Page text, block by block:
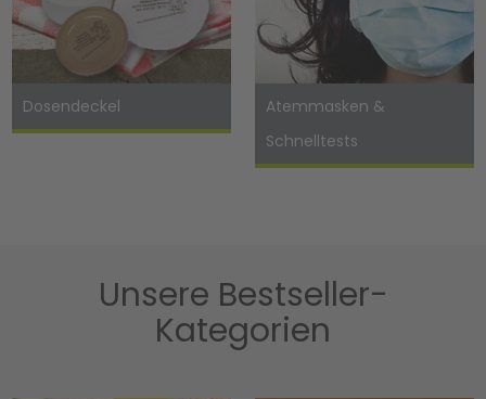
Dosendeckel
Atemmasken &
Schnelltests
Unsere Bestseller-
Kategorien